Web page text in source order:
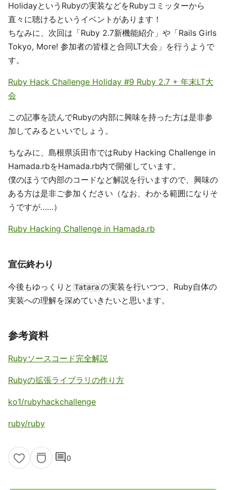
HolidayというRubyの実装などをRubyコミッターから
直々に聴けるというイベントがあります！
ちなみに、次回は「Ruby 2.7新機能紹介」や「Rails Girls
Tokyo, More! 参加者の皆様と合同LT大会」を行うようで
す。
Ruby Hack Challenge Holiday #9 Ruby 2.7 + 年末LT大
会
この記事を読んでRubyの内部に興味を持った方は是非参
加してみるといいでしょう。
ちなみに、島根県浜田市ではRuby Hacking Challenge in
Hamada.rbをHamada.rb内で開催しています。
僕のほうで内部のコードなど解説を行いますので、興味の
ある方は是非ご参加ください（なお、わかる範囲になりそ
うですが……）
Ruby Hacking Challenge in Hamada.rb
宣伝終わり
今後もゆっくりと Tatara の実装を行いつつ、Ruby自体の
実装への理解を深めていきたいと思います。
参考資料
Rubyソースコード完全解説
Rubyの拡張ライブラリの作り方
ko1/rubyhackchallenge
ruby/ruby
comment0